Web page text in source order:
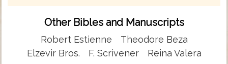
Other Bibles and Manuscripts
Robert Estienne
Theodore Beza
Elzevir Bros.
F. Scrivener Reina Valera